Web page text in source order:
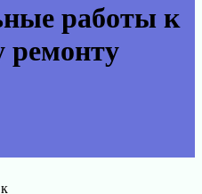
работы к
ремонту